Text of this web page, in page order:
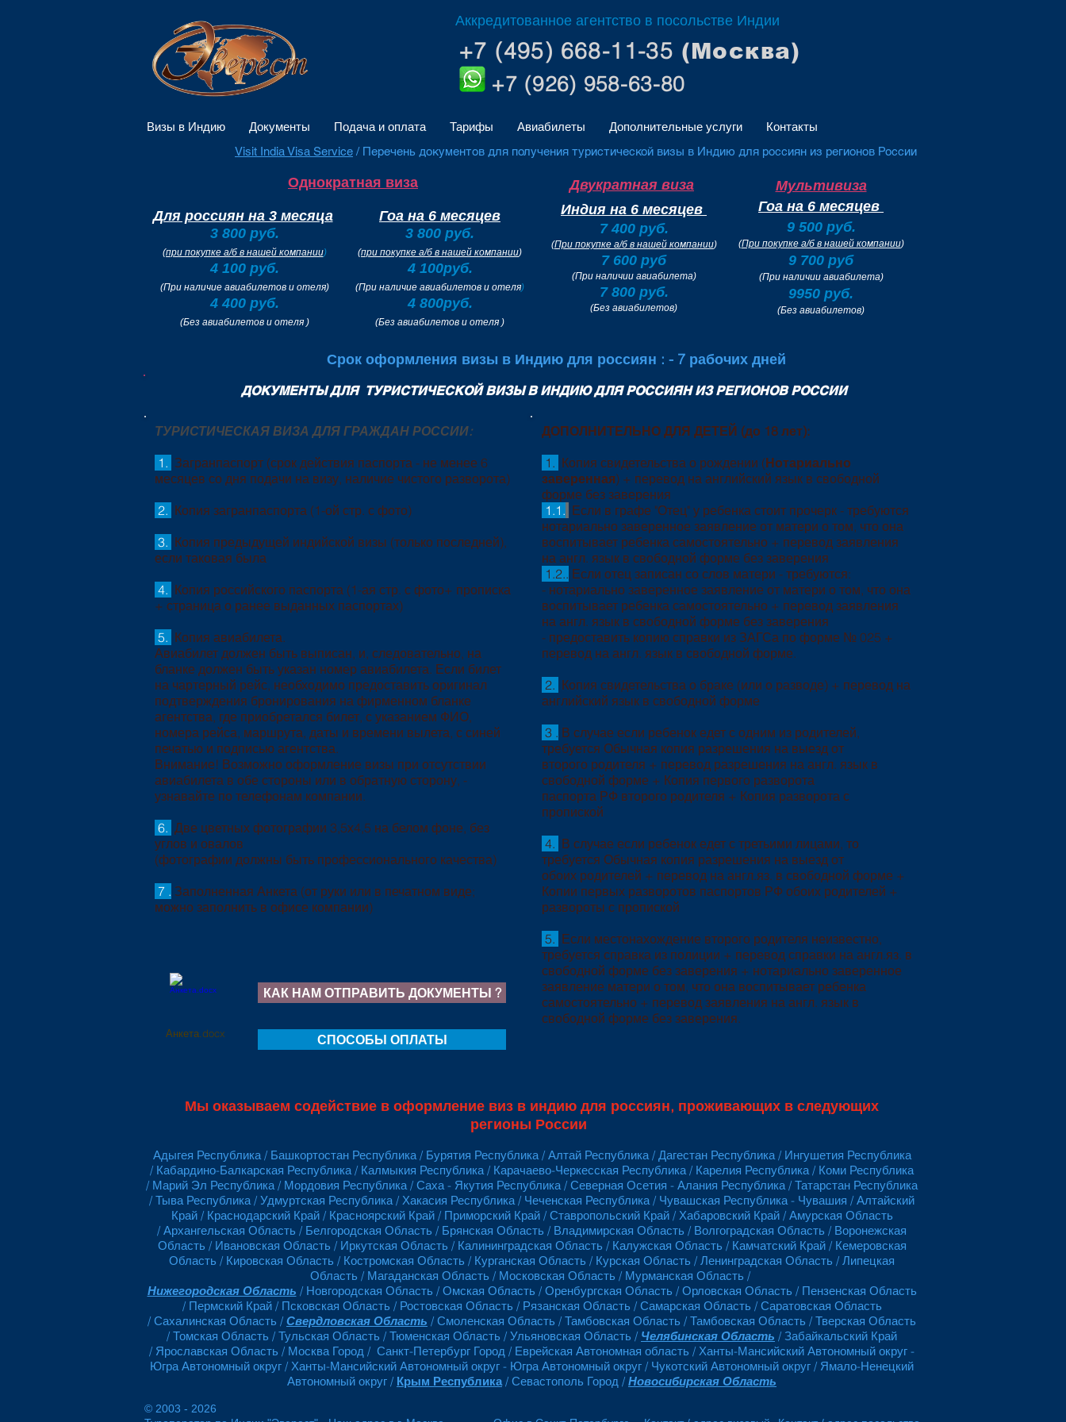
Визы в Индию Документы Подача и оплата Тарифы Авиабилеты Дополнительные услуги Контакты
Аккредитованное агентство в посольстве Индии
+7 (495) 668-11-35 (Москва)
+7 (926) 958-63-80
Visit India Visa Service / Перечень документов для получения туристической визы в Индию для россиян из регионов России
Однократная виза
Двукратная виза
Индия на 6 месяцев
7 400 руб.
(При покупке а/б в нашей компании)
7 600 руб
(При наличии авиабилета)
7 800 руб.
(Без авиабилетов)
Мультивиза
Гоа на 6 месяцев
9 500 руб.
(При покупке а/б в нашей компании)
9 700 руб
(При наличии авиабилета)
9950 руб.
(Без авиабилетов)
Для россиян на 3 месяца
3 800 руб.
(при покупке а/б в нашей компании)
4 100 руб.
(При наличие авиабилетов и отеля)
4 400 руб.
(Без авиабилетов и отеля )
Гоа на 6 месяцев
3 800 руб.
(при покупке а/б в нашей компании)
4 100руб.
(При наличие авиабилетов и отеля)
4 800руб.
(Без авиабилетов и отеля )
ДОКУМЕНТЫ ДЛЯ ТУРИСТИЧЕСКОЙ ВИЗЫ В ИНДИЮ ДЛЯ РОССИЯН ИЗ РЕГИОНОВ РОССИИ
Срок оформления визы в Индию для россиян : - 7 рабочих дней
ТУРИСТИЧЕСКАЯ ВИЗА ДЛЯ ГРАЖДАН РОССИИ:
1. Загранпаспорт (срок действия паспорта - не менее 6
месяцев со дня подачи на визу, наличие чистого разворота)
2. Копия загранпаспорта (1-ой стр. с фото)
3. Копия предыдущей индийской визы (только последней),
если таковая была
4. Копия российского паспорта (1-ая стр. с фото+ прописка
+ страница о ранее выданных паспортах)
5. Копия авиабилета.
Авиабилет должен быть выписан, и, следовательно, на
бланке должен быть указан номер авиабилета. Если билет
на чартерный рейс, необходимо предоставить оригинал
подтверждения бронирования на фирменном бланке
агентства, где приобретался билет, с указанием ФИО,
номера рейса, маршрута, даты и времени вылета, с синей
печатью и подписью агентства.
Внимание! Возможно оформление визы при отсутствии
авиабилета в обе стороны или в обратную сторону, -
узнавайте по телефонам компании.
6. Две цветных фотографии 3,5х4,5 на белом фоне, без
углов и овалов
(фотографии должны быть профессионального качества)
7 . Заполненная Анкета (от руки или в печатном виде;
можно заполнить в офисе компании)
Анкета.docx
КАК НАМ ОТПРАВИТЬ ДОКУМЕНТЫ ?
СПОСОБЫ ОПЛАТЫ
ДОПОЛНИТЕЛЬНО ДЛЯ ДЕТЕЙ (до 18 лет):
1. Копия свидетельства о рождении (Нотариально
заверенная) + перевод на английский язык в свободной
форме без заверения
1.1. Если в графе "Отец" у ребенка стоит прочерк - требуются
нотариально заверенное заявление от матери о том, что она
воспитывает ребенка самостоятельно + перевод заявления
на англ. язык в свободной форме без заверения
1.2.. Если отец записан со слов матери - требуются:
- нотариально заверенное заявление от матери о том, что она
воспитывает ребенка самостоятельно + перевод заявления
на англ. язык в свободной форме без заверения
- предоставить копию справки из ЗАГСа по форме № 025 +
перевод на англ. язык в свободной форме.
2. Копия свидетельства о браке (или о разводе) + перевод на
английский язык в свободной форме
3 . В случае если ребенок едет с одним из родителей,
требуется Обычная копия разрешения на выезд от
второго родителя + перевод разрешения на англ. язык в
свободной форме + Копия первого разворота
паспорта РФ второго родителя + Копия разворота с
пропиской
4. В случае если ребенок едет с третьими лицами, то
требуется Обычная копия разрешения на выезд от
обоих родителей + перевод на англ.яз. в свободной форме +
Копии первых разворотов паспортов РФ обоих родителей +
развороты с пропиской
5. Если местонахождение второго родителя неизвестно,
требуется справка из полиции + перевод справки на англ.яз. в
свободной форме без заверения + нотариально заверенное
заявление матери о том, что она воспитывает ребенка
самостоятельно + перевод заявления на англ. язык в
свободной форме без заверения.
Мы оказываем содействие в оформление виз в индию для россиян, проживающих в следующих
регионы России
Адыгея Республика / Башкортостан Республика / Бурятия Республика / Алтай Республика / Дагестан Республика / Ингушетия Республика
/ Кабардино-Балкарская Республика / Калмыкия Республика / Карачаево-Черкесская Республика / Карелия Республика / Коми Республика
/ Марий Эл Республика / Мордовия Республика / Саха - Якутия Республика / Северная Осетия - Алания Республика / Татарстан Республика
/ Тыва Республика / Удмуртская Республика / Хакасия Республика / Чеченская Республика / Чувашская Республика - Чувашия / Алтайский
Край / Краснодарский Край / Красноярский Край / Приморский Край / Ставропольский Край / Хабаровский Край / Амурская Область
/ Архангельская Область / Белгородская Область / Брянская Область / Владимирская Область / Волгоградская Область / Воронежская
Область / Ивановская Область / Иркутская Область / Калининградская Область / Калужская Область / Камчатский Край / Кемеровская
Область / Кировская Область / Костромская Область / Курганская Область / Курская Область / Ленинградская Область / Липецкая
Область / Магаданская Область / Московская Область / Мурманская Область /
Нижегородская Область / Новгородская Область / Омская Область / Оренбургская Область / Орловская Область / Пензенская Область
/ Пермский Край / Псковская Область / Ростовская Область / Рязанская Область / Самарская Область / Саратовская Область
/ Сахалинская Область / Свердловская Область / Смоленская Область / Тамбовская Область / Тамбовская Область / Тверская Область
/ Томская Область / Тульская Область / Тюменская Область / Ульяновская Область / Челябинская Область / Забайкальский Край
/ Ярославская Область / Москва Город / Санкт-Петербург Город / Еврейская Автономная область / Ханты-Мансийский Автономный округ -
Югра Автономный округ / Ханты-Мансийский Автономный округ - Югра Автономный округ / Чукотский Автономный округ / Ямало-Ненецкий
Автономный округ / Крым Республика/ Севастополь Город / Новосибирская Область
© 2003 - 2026